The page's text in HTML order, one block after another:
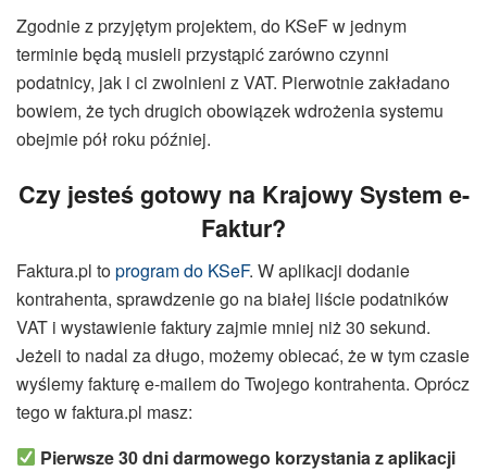
Zgodnie z przyjętym projektem, do KSeF w jednym
terminie będą musieli przystąpić zarówno czynni
podatnicy, jak i ci zwolnieni z VAT. Pierwotnie zakładano
bowiem, że tych drugich obowiązek wdrożenia systemu
obejmie pół roku później.
Czy jesteś gotowy na Krajowy System e-
Faktur?
Faktura.pl toprogram do KSeF. W aplikacji dodanie
kontrahenta, sprawdzenie go na białej liście podatników
VAT i wystawienie faktury zajmie mniej niż 30 sekund.
Jeżeli to nadal za długo, możemy obiecać, że w tym czasie
wyślemy fakturę e-mailem do Twojego kontrahenta. Oprócz
tego w faktura.pl masz:
Pierwsze 30 dni darmowego korzystania z aplikacji